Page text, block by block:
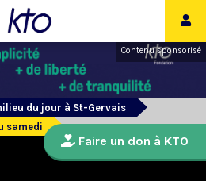
Contenu sponsorisé
du jour à St-Gervais
samedi
Faire un don à KTO